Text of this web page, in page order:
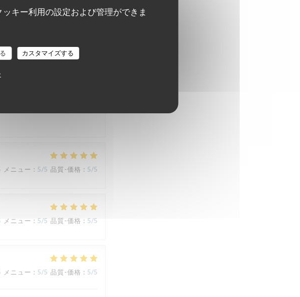
キー利用の設定および管理ができま
カスタマイズする
メニュー : 5/5 品質-価格 : 5/5
メニュー : 5/5 品質-価格 : 5/5
メニュー : 5/5 品質-価格 : 5/5